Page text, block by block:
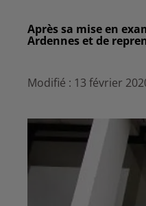
Après sa mise en
Ardennes et de
Modifié : 13 février